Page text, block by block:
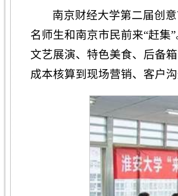
南京财经大学第二届创
名师生和南京市民前来“赶集
文艺展演、特色美食、后备
成本核算到现场营销、客户